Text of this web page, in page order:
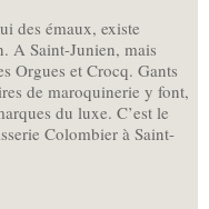
des émaux, existe
A Saint-Junien, mais
Orgues et Crocq. Gants
de maroquinerie y font,
du luxe. C’est le
Colombier à Saint-